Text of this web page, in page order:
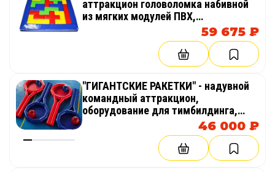
аттракцион головоломка набивной
из мягких модулей ПВХ,
оборудование для тимбилдинга,
праздника, корпоратива,
соревнований, веселых стартов,
59 675 ₽
"ГИГАНТСКИЕ РАКЕТКИ" - надувной
командный аттракцион,
оборудование для тимбилдинга,
праздника, корпоратива,
соревнований, веселых стартов,
46 000 ₽